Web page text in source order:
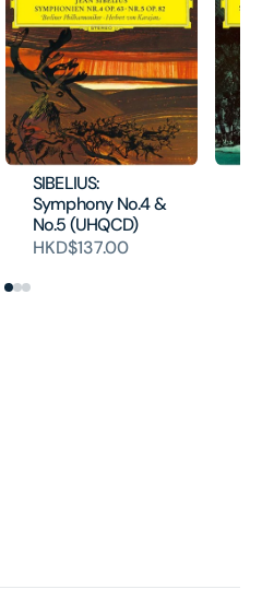
SIBELIUS:
Symphony No.4 &
No.5 (UHQCD)
HKD$137.00